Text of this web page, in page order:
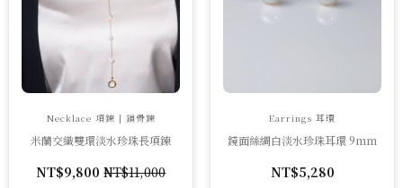
Necklace 項鍊 | 鎖骨鍊
米蘭交織雙環淡水珍珠長項鍊
NT$11,000
原
NT$9,800 目
Earrings 耳環
鏡面絲綢白淡水珍珠耳環 9mm
NT$5,280